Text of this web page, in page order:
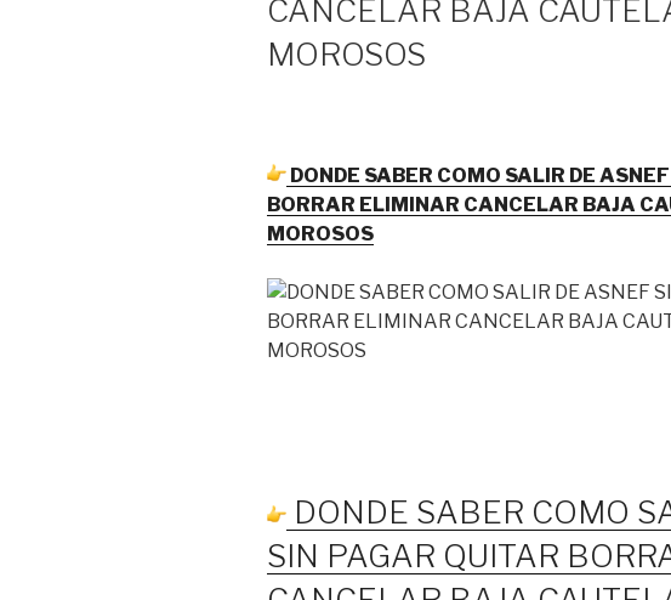
CANCELAR BAJA
MOROSOS
DONDE SABER COMO SALIR DE
BORRAR ELIMINAR CANCELAR BAJA
MOROSOS
DONDE SABER COMO
SIN PAGAR QUITAR